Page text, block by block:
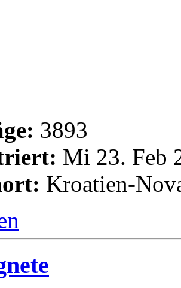
3893
Mi 23. Feb
Kroatien-